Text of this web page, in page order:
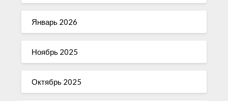
Январь 2026
Ноябрь 2025
Октябрь 2025